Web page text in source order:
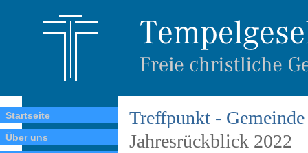
Startseite
Über uns
Treffpunkt -
Jahresrückblick 2022